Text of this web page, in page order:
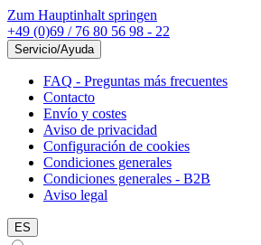
Zum Hauptinhalt springen
+49 (0)69 / 76 80 56 98 - 22
Servicio/Ayuda
FAQ - Preguntas más frecuentes
Contacto
Envío y costes
Aviso de privacidad
Configuración de cookies
Condiciones generales
Condiciones generales - B2B
Aviso legal
ES